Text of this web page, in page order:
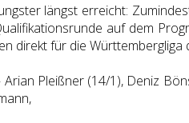
längst erreicht:
auf dem
direkt für die Württembergliga
Pleißner (14/1), Deniz